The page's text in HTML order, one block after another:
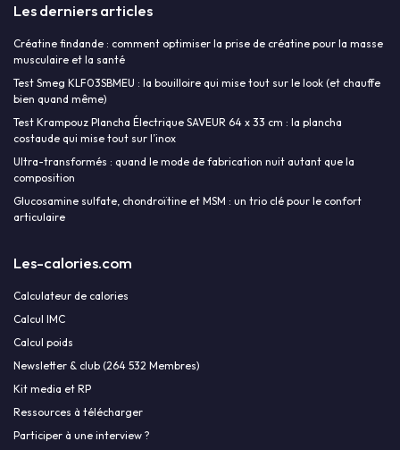
Les derniers articles
Créatine findande : comment optimiser la prise de créatine pour la masse
musculaire et la santé
Test Smeg KLF03SBMEU : la bouilloire qui mise tout sur le look (et chauffe
bien quand même)
Test Krampouz Plancha Électrique SAVEUR 64 x 33 cm : la plancha
costaude qui mise tout sur l’inox
Ultra-transformés : quand le mode de fabrication nuit autant que la
composition
Glucosamine sulfate, chondroïtine et MSM : un trio clé pour le confort
articulaire
Les-calories.com
Calculateur de calories
Calcul IMC
Calcul poids
Newsletter & club (264 532 Membres)
Kit media et RP
Ressources à télécharger
Participer à une interview ?